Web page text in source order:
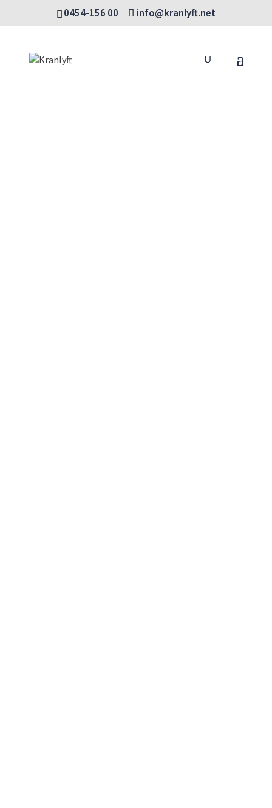
0454-156 00 info@kranlyft.net